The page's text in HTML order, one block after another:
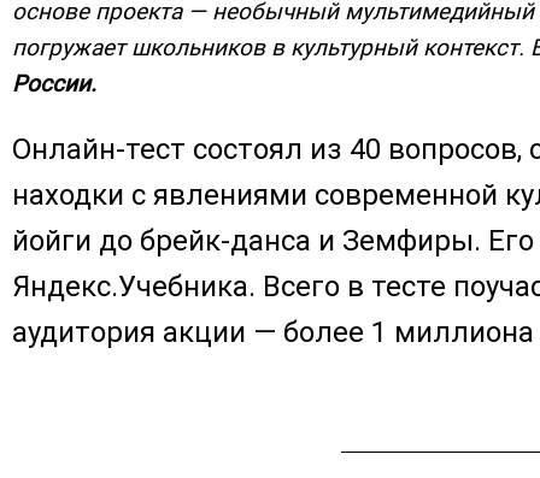
основе проекта — необычный мультимедийный
погружает школьников в культурный
России.
Онлайн-тест состоял из 40
находки с явлениями современной
йойги до брейк-данса и Земфиры.
Яндекс.Учебника. Всего в тесте
аудитория акции — более 1 миллиона